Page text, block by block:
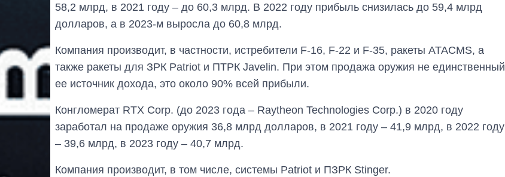
58,2 млрд, в 2021 году – до 60,3 млрд. В 2022 году прибыль снизилась до 59,4 млрд
долларов, а в 2023-м выросла до 60,8 млрд.
Компания производит, в частности, истребители F-16, F-22 и F-35, ракеты ATACMS, а
также ракеты для ЗРК Patriot и ПТРК Javelin. При этом продажа оружия не единственный
ее источник дохода, это около 90% всей прибыли.
Конгломерат RTX Corp. (до 2023 года – Raytheon Technologies Corp.) в 2020 году
заработал на продаже оружия 36,8 млрд долларов, в 2021 году – 41,9 млрд, в 2022 году
– 39,6 млрд, в 2023 году – 40,7 млрд.
Компания производит, в том числе, системы Patriot и ПЗРК Stinger.